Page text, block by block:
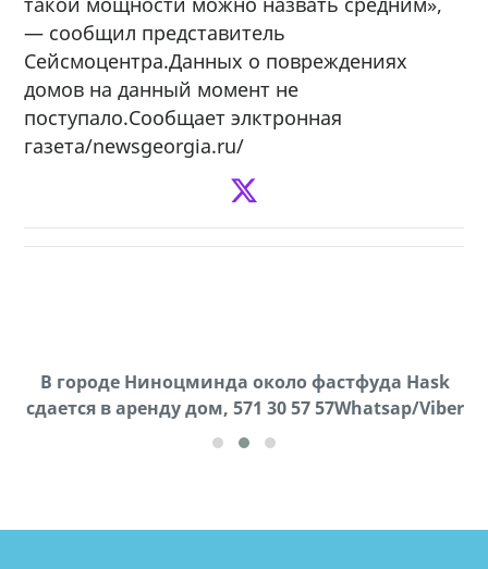
— сообщил представитель
Сейсмоцентра.Данных о повреждениях
домов на данный момент не
поступало.Сообщает элктронная
газета/newsgeorgia.ru/
В городе Ниноцминда около фастфуда Hask
cдается в аренду дом, 571 30 57 57Whatsap/Viber
Продается машина марки Prado,571 30 57
57Whatsap/Viber